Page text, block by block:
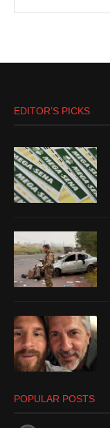
EDITOR’S PICKS
POPULAR POSTS